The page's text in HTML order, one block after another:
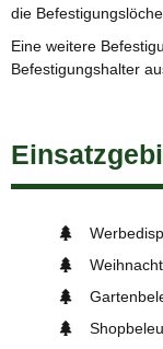
die
Eine weitere
Befestigungshalter